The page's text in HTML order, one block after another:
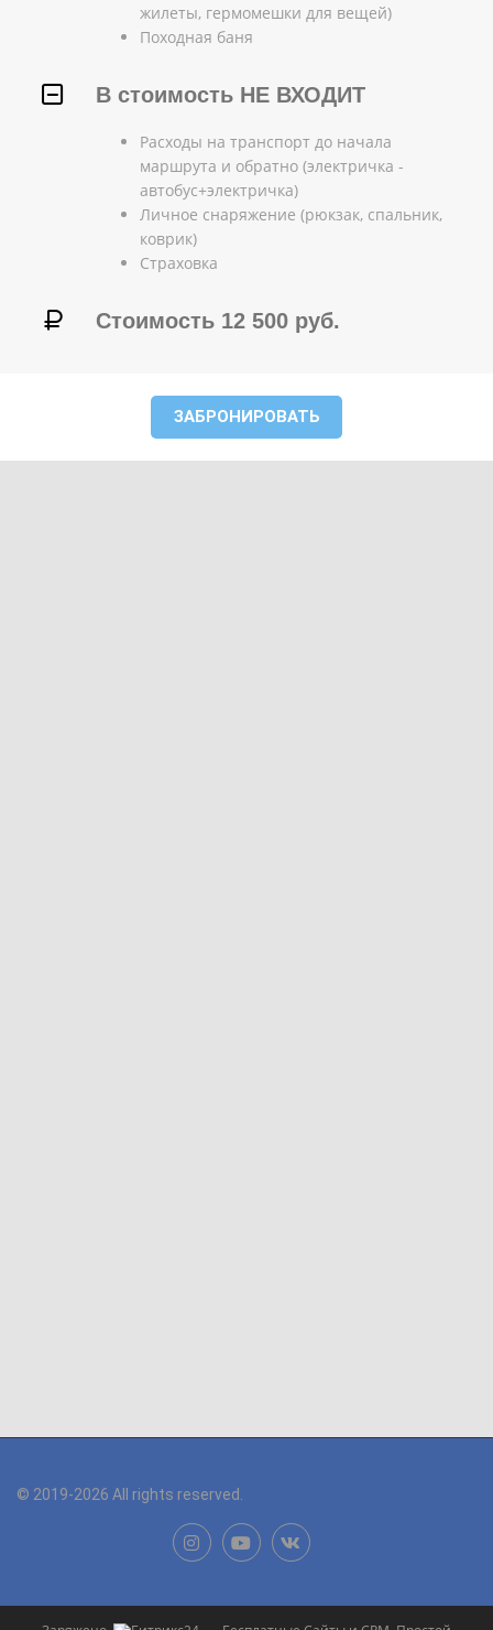
жилеты, гермомешки для вещей)
Походная баня
В стоимость НЕ ВХОДИТ
Расходы на транспорт до начала
маршрута и обратно (электричка -
автобус+электричка)
Личное снаряжение (рюкзак, спальник,
коврик)
Страховка
Стоимость 12 500 руб.
ЗАБРОНИРОВАТЬ
© 2019-2026 All rights reserved.